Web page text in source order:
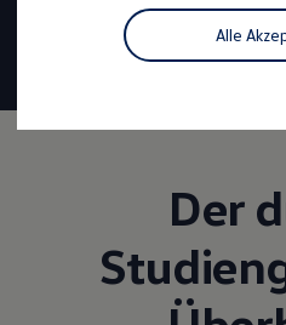
1401,50 €Vergütung
22 Tage
Der
Alle